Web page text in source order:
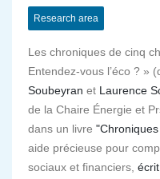
Research area
Les chroniques de cinq
Entendez-vous l’éco ? »
Soubeyran et Laurence
de la Chaire Énergie et
dans un livre
aide précieuse pour
sociaux et financiers,